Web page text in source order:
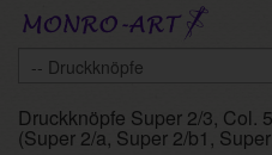
Skip
Druckknöpfe Super 2/3, Col.
(Super 2/a, Super 2/b1,